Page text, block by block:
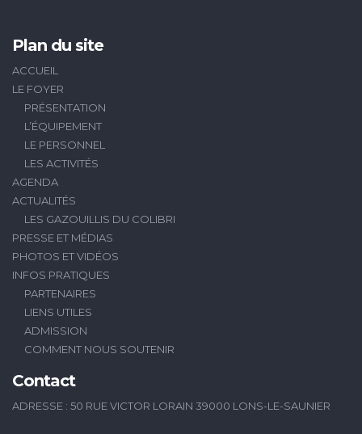
Plan du site
ACCUEIL
LE FOYER
PRÉSENTATION
L’ÉQUIPEMENT
LE PERSONNEL
LES ACTIVITÉS
AGENDA
ACTUALITÉS
LES GAZOUILLIS DU COLIBRI
PRESSE ET MÉDIAS
PHOTOS ET VIDÉOS
INFOS PRATIQUES
PARTENAIRES
LIENS UTILES
ADMISSION
COMMENT NOUS SOUTENIR
Contact
ADRESSE : 50 RUE VICTOR LORAIN 39000 LONS-LE-SAUNIER